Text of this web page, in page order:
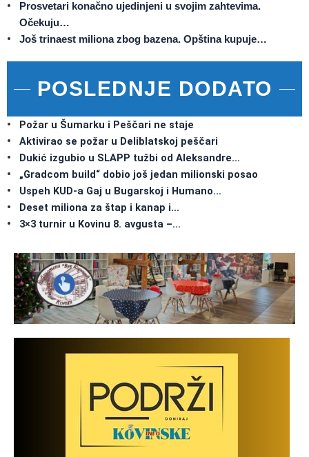
Prosvetari konačno ujedinjeni u svojim zahtevima.
Očekuju…
Još trinaest miliona zbog bazena. Opština kupuje…
POSLEDNJE DODATO
Požar u Šumarku i Peščari ne staje
Aktivirao se požar u Deliblatskoj peščari
Dukić izgubio u SLAPP tužbi od Aleksandre…
„Gradcom build“ dobio još jedan milionski posao
Uspeh KUD-a Gaj u Bugarskoj i Humano…
Deset miliona za štap i kanap i…
3×3 turnir u Kovinu 8. avgusta –…